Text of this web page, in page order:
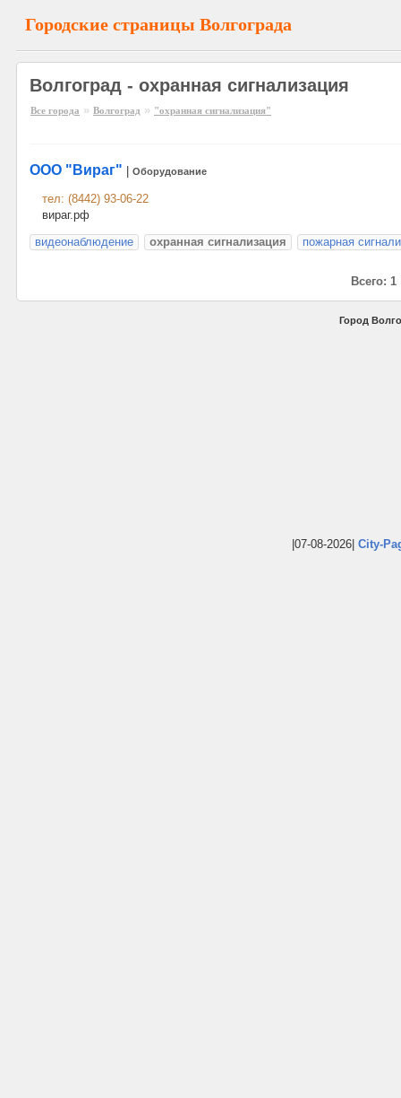
Городские страницы Волгограда
Волгоград - охранная сигнализация
Все города » Волгоград » "охранная сигнализация"
ООО "Вираг" Оборудование
тел: (8442) 93-06-22
вираг.рф
видеонаблюдение
охранная сигнализация пожарная
Всего: 1
Город
|07-08-2026| City-